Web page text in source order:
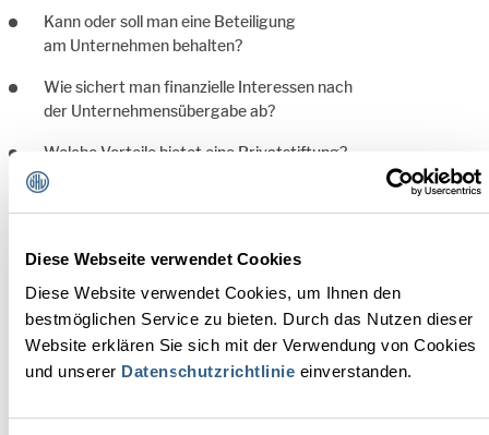
Diese Webseite verwendet Cookies
Diese Website verwendet Cookies, um Ihnen den
bestmöglichen Service zu bieten. Durch das Nutzen dieser
Website erklären Sie sich mit der Verwendung von Cookies
und unserer Datenschutzrichtlinie einverstanden.
Kann oder soll man eine Beteiligung
am Unternehmen behalten?
Wie sichert man finanzielle Interessen nach
der Unternehmensübergabe ab?
Welche Vorteile bietet eine Privatstiftung?
Kann man Liegenschaften im Privatvermögen behalten?
Wer bei so mancher Frage nachdenklich wird, der ist mit der
Unterstützung der Notar:innen doppelt gut beraten. Durch eine
möglichst genau geplante Übergabe können finanzielle, aber auch
emotionale Werte, die über Jahre hinweg erarbeitet wurden,
erhalten bleiben. Unter ihr-notariat.at/notarfinder finden Sie das